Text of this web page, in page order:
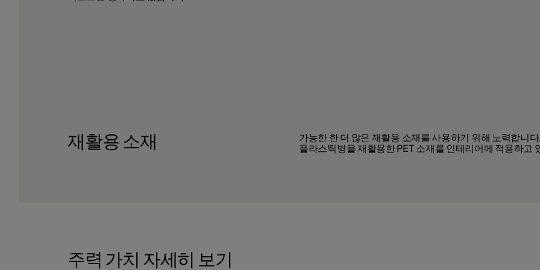
재활용 소재 가능한 한더 많은 재활용 소재를 사용하기 위해 노력합니다.
플라스틱병을 재활용한 PET소재를 인테리어에 적용하고
주력 가치 자세히 보기